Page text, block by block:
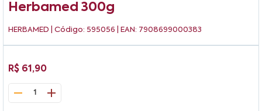
Herbamed 300g
HERBAMED | Código: 595056 | EAN: 7908699000383
R$ 61,90
1